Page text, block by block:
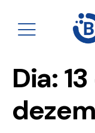
Dia: